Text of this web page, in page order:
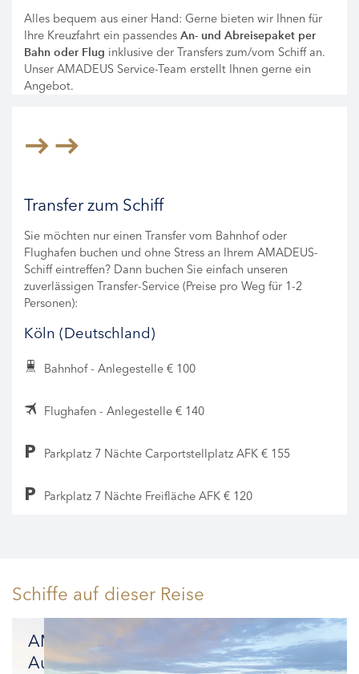
Alles bequem aus einer Hand: Gerne bieten wir Ihnen für
Ihre Kreuzfahrt ein passendes An- und Abreisepaket per
Bahn oder Flug inklusive der Transfers zum/vom Schiff an.
Unser AMADEUS Service-Team erstellt Ihnen gerne ein
Angebot.
Transfer zum Schiff
Sie möchten nur einen Transfer vom Bahnhof oder
Flughafen buchen und ohne Stress an Ihrem AMADEUS-
Schiff eintreffen? Dann buchen Sie einfach unseren
zuverlässigen Transfer-Service (Preise pro Weg für 1-2
Personen):
Köln (Deutschland)
Bahnhof - Anlegestelle € 100
Flughafen - Anlegestelle € 140
Parkplatz 7 Nächte Carportstellplatz AFK € 155
Parkplatz 7 Nächte Freifläche AFK € 120
Schiffe auf dieser Reise
AMADEUS
Aurea